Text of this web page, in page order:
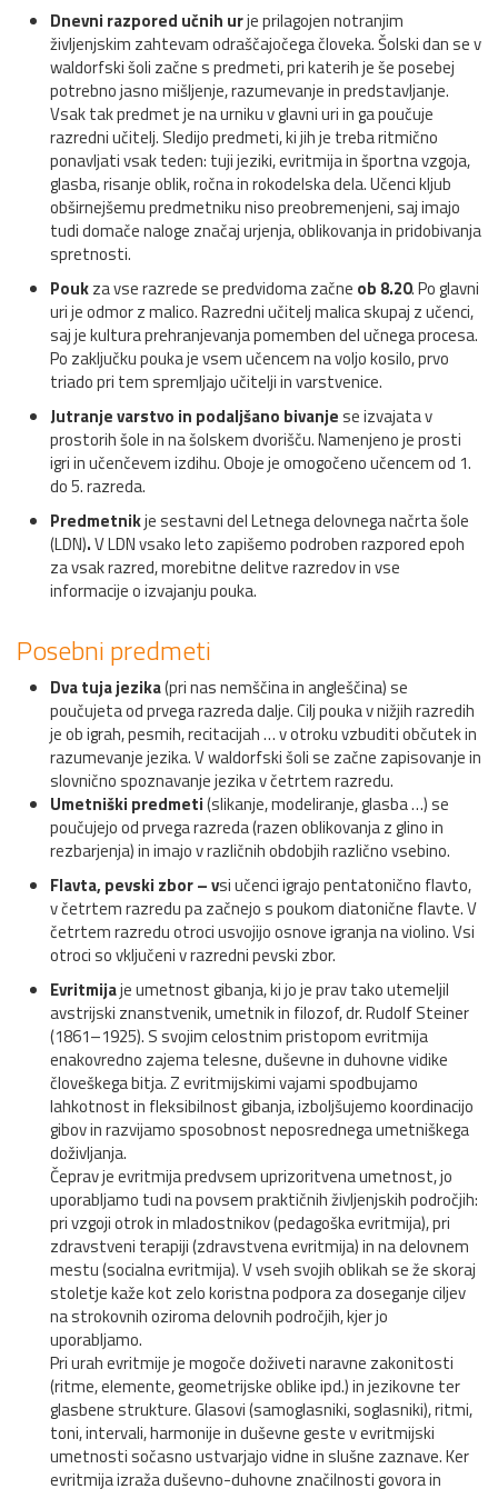
Dnevni razpored učnih urje prilagojen notranjim
življenjskim zahtevam odraščajočega človeka. Šolski dan se v
waldorfski šoli začne s predmeti, pri katerih je še posebej
potrebno jasno mišljenje, razumevanje in predstavljanje.
Vsak tak predmet je na urniku v glavni uri in ga poučuje
razredni učitelj. Sledijo predmeti, ki jih je treba ritmično
ponavljati vsak teden: tuji jeziki, evritmija in športna vzgoja,
glasba, risanje oblik, ročna in rokodelska dela. Učenci kljub
obširnejšemu predmetniku niso preobremenjeni, saj imajo
tudi domače naloge značaj urjenja, oblikovanja in pridobivanja
spretnosti.
Poukza vse razrede se predvidoma začne ob 8.20. Po glavni
uri je odmor z malico. Razredni učitelj malica skupaj z učenci,
saj je kultura prehranjevanja pomemben del učnega procesa.
Po zaključku pouka je vsem učencem na voljo kosilo, prvo
triado pri tem spremljajo učitelji in varstvenice.
Jutranje varstvo in podaljšano bivanjese izvajata v
prostorih šole in na šolskem dvorišču. Namenjeno je prosti
igri in učenčevem izdihu. Oboje je omogočeno učencem od 1.
do 5. razreda.
Predmetnikje sestavni del Letnega delovnega načrta šole
(LDN).V LDN vsako leto zapišemo podroben razpored epoh
za vsak razred, morebitne delitve razredov in vse
informacije o izvajanju pouka.
Posebni predmeti
Dva tuja jezika(pri nas nemščina in angleščina) se
poučujeta od prvega razreda dalje. Cilj pouka v nižjih razredih
je ob igrah, pesmih, recitacijah … v otroku vzbuditi občutek in
razumevanje jezika. V waldorfski šoli se začne zapisovanje in
slovnično spoznavanje jezika v četrtem razredu.
Umetniški predmeti(slikanje, modeliranje, glasba …) se
poučujejo od prvega razreda (razen oblikovanja z glino in
rezbarjenja) in imajo v različnih obdobjih različno vsebino.
Flavta, pevski zbor – vsi učenci igrajo pentatonično flavto,
v četrtem razredu pa začnejo s poukom diatonične flavte. V
četrtem razredu otroci usvojijo osnove igranja na violino. Vsi
otroci so vključeni v razredni pevski zbor.
Evritmijaje umetnost gibanja, ki jo je prav tako utemeljil
avstrijski znanstvenik, umetnik in filozof, dr. Rudolf Steiner
(1861–1925). S svojim celostnim pristopom evritmija
enakovredno zajema telesne, duševne in duhovne vidike
človeškega bitja. Z evritmijskimi vajami spodbujamo
lahkotnost in fleksibilnost gibanja, izboljšujemo koordinacijo
gibov in razvijamo sposobnost neposrednega umetniškega
doživljanja.
Čeprav je evritmija predvsem uprizoritvena umetnost, jo
uporabljamo tudi na povsem praktičnih življenjskih področjih:
pri vzgoji otrok in mladostnikov (pedagoška evritmija), pri
zdravstveni terapiji (zdravstvena evritmija) in na delovnem
mestu (socialna evritmija). V vseh svojih oblikah se že skoraj
stoletje kaže kot zelo koristna podpora za doseganje ciljev
na strokovnih oziroma delovnih področjih, kjer jo
uporabljamo.
Pri urah evritmije je mogoče doživeti naravne zakonitosti
(ritme, elemente, geometrijske oblike ipd.) in jezikovne ter
glasbene strukture. Glasovi (samoglasniki, soglasniki), ritmi,
toni, intervali, harmonije in duševne geste v evritmijski
umetnosti sočasno ustvarjajo vidne in slušne zaznave. Ker
evritmija izraža duševno-duhovne značilnosti govora in